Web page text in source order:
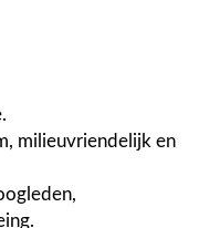
milieuvriendelijk en